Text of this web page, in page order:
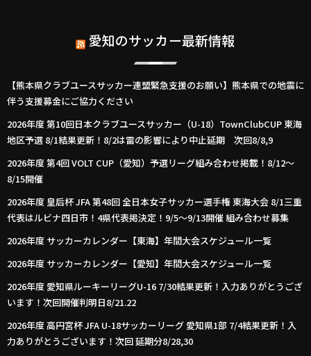
愛知のサッカー最新情報
【熊本県クラブユースサッカー連盟緊急支援のお願い】熊本県での地震に
伴う支援募金にご協力ください
2026年度 第10回日本クラブユースサッカー（U-18）TownClubCUP 東海
地区予選 8/1結果更新！8/2は雷の影響により中止延期 次回8/8,9
2026年度 第4回 VOLT CUP（愛知）予選リーグ組み合わせ掲載！8/12～
8/15開催
2026年度 皇后杯 JFA 第48回 全日本女子サッカー選手権 東海大会 8/1三重
代表はルビナ四日市！4県代表掲決定！9/5～9/13開催 組み合わせ募集
2026年度 サッカーカレンダー【東海】年間大会スケジュール一覧
2026年度 サッカーカレンダー【愛知】年間大会スケジュール一覧
2026年度 愛知県ルーキーリーグU-16 7/30結果更新！入力ありがとうござ
います！次回開催判明日8/21.22
2026年度 高円宮杯 JFA U-18サッカーリーグ 愛知県1部 7/4結果更新！入
力ありがとうございます！次回 延期分8/28,30